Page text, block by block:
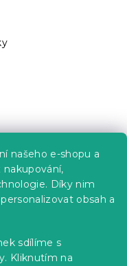
našeho e-shopu a
Díky nim
obsah a
sdílíme s
Kliknutím na
%